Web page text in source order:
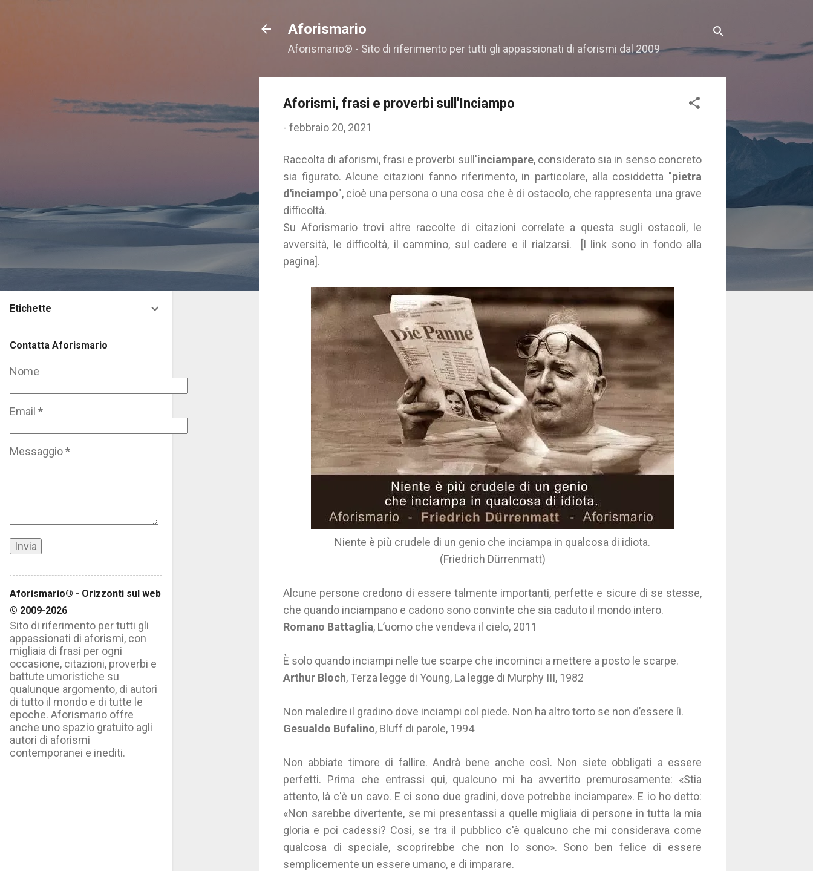
Aforismario
Aforismario® - Sito di riferimento per tutti gli appassionati di aforismi dal 2009
Aforismi, frasi e proverbi sull'Inciampo
- febbraio 20, 2021
Raccolta di aforismi, frasi e proverbi sull'inciampare, considerato sia in senso concreto
sia figurato. Alcune citazioni fanno riferimento, in particolare, alla cosiddetta "pietra
d'inciampo", cioè una persona o una cosa che è di ostacolo, che rappresenta una grave
difficoltà.
Su Aforismario trovi altre raccolte di citazioni correlate a questa sugli ostacoli, le
avversità, le difficoltà, il cammino, sul cadere e il rialzarsi. [I link sono in fondo alla
pagina].
Niente è più crudele di un genio che inciampa in qualcosa di idiota.
(Friedrich Dürrenmatt)
Alcune persone credono di essere talmente importanti, perfette e sicure di se stesse,
che quando inciampano e cadono sono convinte che sia caduto il mondo intero.
Romano Battaglia, L’uomo che vendeva il cielo, 2011
È solo quando inciampi nelle tue scarpe che incominci a mettere a posto le scarpe.
Arthur Bloch, Terza legge di Young, La legge di Murphy III, 1982
Non maledire il gradino dove inciampi col piede. Non ha altro torto se non d’essere lì.
Gesualdo Bufalino, Bluff di parole, 1994
Non abbiate timore di fallire. Andrà bene anche così. Non siete obbligati a essere
perfetti. Prima che entrassi qui, qualcuno mi ha avvertito premurosamente: «Stia
attento, là c'è un cavo. E ci sono due gradini, dove potrebbe inciampare». E io ho detto:
«Non sarebbe divertente, se mi presentassi a quelle migliaia di persone in tutta la mia
gloria e poi cadessi? Così, se tra il pubblico c'è qualcuno che mi considerava come
qualcosa di speciale, scoprirebbe che non lo sono». Sono ben felice di essere
semplicemente un essere umano, e di imparare.
Etichette
Contatta Aforismario
Nome
Email *
Messaggio*
Aforismario® - Orizzonti sul web
© 2009-2026
Sito di riferimento per tutti gli
appassionati di aforismi, con
migliaia di frasi per ogni
occasione, citazioni, proverbi e
battute umoristiche su
qualunque argomento, di autori
di tutto il mondo e di tutte le
epoche. Aforismario offre
anche uno spazio gratuito agli
autori di aforismi
contemporanei e inediti.